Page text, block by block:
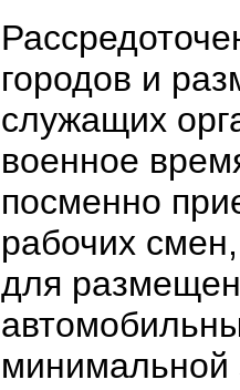
городов и
служащих
военное
посменно
рабочих
для
минимальной